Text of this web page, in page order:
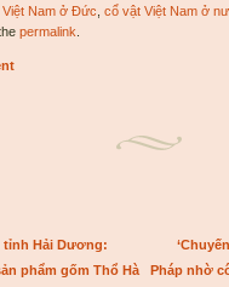
Việt Nam ở Đức ,cổ vật Việt Nam ở
permalink
tỉnh Hải Dương:
phẩm gốm Thổ Hà
Pháp nhờ